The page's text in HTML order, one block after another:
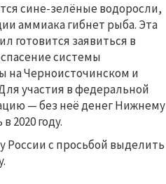
сине-зелёные водоросли,
аммиака гибнет рыба. Эта
готовится заявиться в
системы
на Черноисточинском и
участия в федеральной
— без неё денег Нижнему
2020 году.
России с просьбой выделить